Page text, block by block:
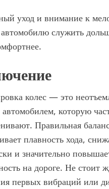
уход и внимание к
служить
колес — это
автомобилем, которую
Правильная
плавность хода,
и значительно
на дороге. Не стоит
первых вибраций или